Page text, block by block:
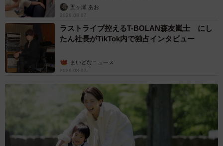
五ヶ瀬 あお
2026.08.07
ラストライブ控えるT-BOLAN森友嵐士 にし
たん社長がTikTok内で独占インタビュー
まいどなニュース
2026.08.07